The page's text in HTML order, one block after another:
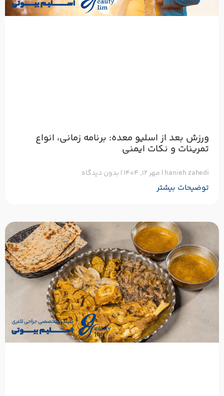
ورزش بعد از اسلیو معده: برنامه زمانی، انواع
تمرینات و نکات ایمنی
hanieh zahedi مهر ۱۲, ۱۴۰۴ بدون دیدگاه
توضیحات بیشتر